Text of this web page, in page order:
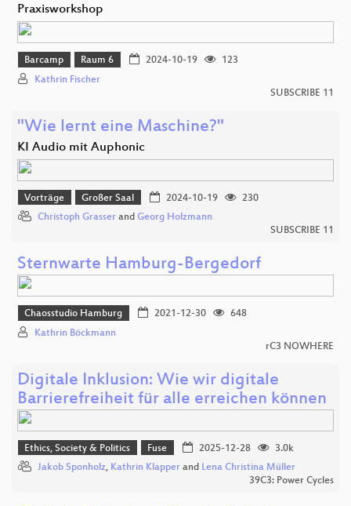
Praxisworkshop
Barcamp Raum 6 2024-10-19
123
Kathrin Fischer
SUBSCRIBE 11
"Wie lernt eine Maschine?"
KI Audio mit Auphonic
Vorträge Großer Saal 2024-10-19
230
Christoph Grasser and Georg Holzmann
SUBSCRIBE 11
Sternwarte Hamburg-Bergedorf
Chaosstudio Hamburg 2021-12-30
648
Kathrin Böckmann
rC3 NOWHERE
Digitale Inklusion: Wie wir digitale
Barrierefreiheit für alle erreichen können
Ethics, Society & Politics Fuse 2025-12-28
3.0k
Jakob Sponholz, Kathrin Klapper and Lena Christina Müller
39C3: Power Cycles